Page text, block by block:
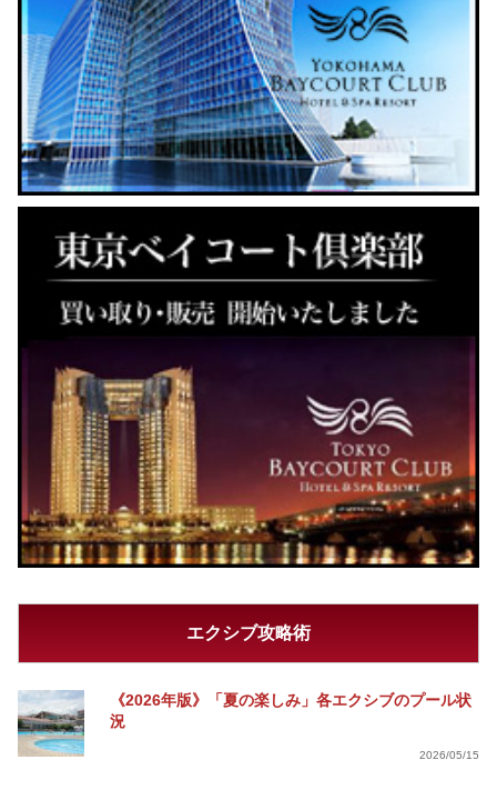
エクシブ攻略術
《2026年版》「夏の楽しみ」各エクシブのプール状
況
2026/05/15